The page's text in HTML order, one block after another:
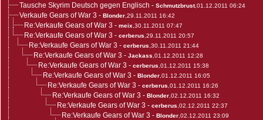
Tausche Skyrim Deutsch gegen Englisch - Schmutzbrust,01.12.2011 06:24
Verkaufe Gears of War 3 - Blonder ,29.11.2011 16:42
Re:Verkaufe Gears of War 3 - meix ,30.11.2011 07:47
Re:Verkaufe Gears of War 3 - cerberus ,29.11.2011 20:57
Re:Verkaufe Gears of War 3 - cerberus ,30.11.2011 21:44
Re:Verkaufe Gears of War 3 - Jackass ,01.12.2011 12:28
Re:Verkaufe Gears of War 3 - cerberus ,01.12.2011 15:38
Re:Verkaufe Gears of War 3 - Blonder ,01.12.2011 16:05
Re:Verkaufe Gears of War 3 - cerberus ,01.12.2011 16:26
Re:Verkaufe Gears of War 3 - Blonder ,02.12.2011 16:32
Re:Verkaufe Gears of War 3 - cerberus ,02.12.2011 22:37
Re:Verkaufe Gears of War 3 - Blonder ,02.12.2011 23:09